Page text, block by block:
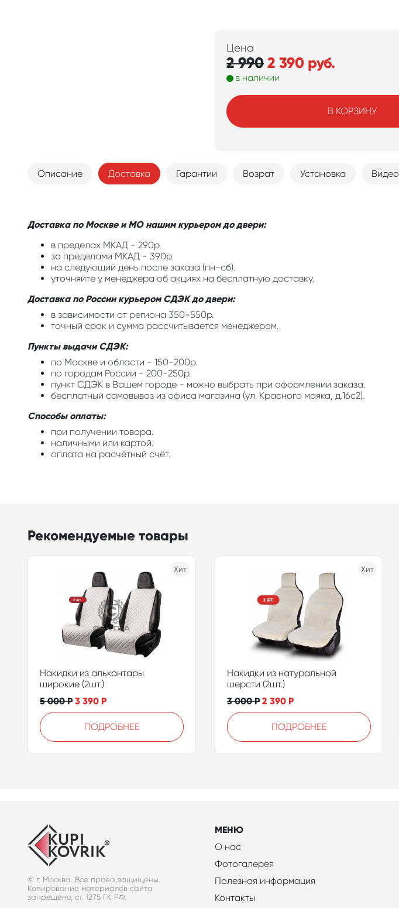
Цена
2 9902 390 руб.
в наличии
В КОРЗИНУ
Описание Доставка Гарантии Возрат Установка Видео
Доставка по Москве и МО нашим курьером до двери:
в пределах МКАД - 290р.
за пределами МКАД - 390р.
на следующий день после заказа (пн-сб).
уточняйте у менеджера об акциях на бесплатную доставку.
Доставка по России курьером СДЭК до двери:
в зависимости от региона 350-550р.
точный срок и сумма рассчитывается менеджером.
Пункты выдачи СДЭК:
по Москве и области - 150-200р.
по городам России - 200-250р.
пункт СДЭК в Вашем городе - можно выбрать при оформлении заказа.
бесплатный самовывоз из офиса магазина (ул. Красного маяка, д.16с2).
Способы оплаты:
при получении товара.
наличными или картой.
оплата на расчётный счёт.
Рекомендуемые товары
Хит
Накидки из алькантары
широкие (2шт.)
5 000Р 3 390 Р
ПОДРОБНЕЕ
Хит
Накидки из натуральной
шерсти (2шт.)
3 000Р 2 390 Р
ПОДРОБНЕЕ
© г. Москва. Все права защищены.
Копирование материалов сайта
запрещено, ст. 1275 ГК РФ.
МЕНЮ
О нас
Фотогалерея
Полезная информация
Контакты